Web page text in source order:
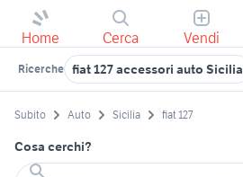
Home Cerca Vendi
Ricerche fiat 127 accessori auto Sicilia
Subito Auto Sicilia fiat 127
Cosa cerchi?